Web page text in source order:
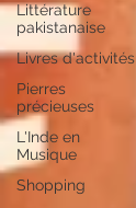
Littérature
pakistanaise
Livres d'activités
Pierres
précieuses
L'Inde en
Musique
Shopping